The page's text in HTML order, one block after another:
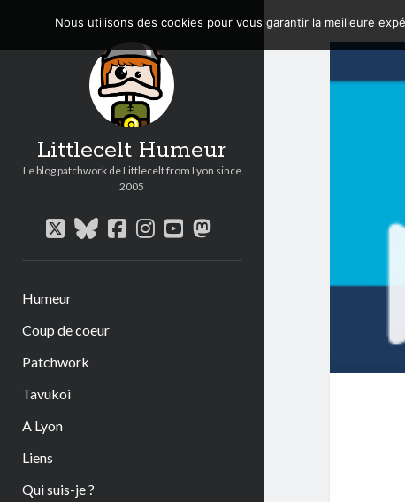
Littlecelt Humeur
Le blog patchwork de Littlecelt from Lyon since
2005
twitterbluesky
facebook
instagram
youtube
mastodon
Humeur
Coup de coeur
Patchwork
Tavukoi
A Lyon
Liens
Qui suis-je ?
Nous utilisons des cookies pour vous garantir la meilleure